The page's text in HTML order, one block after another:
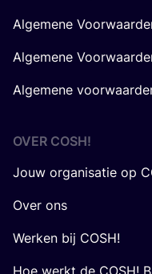
Algemene
Algemene
Algemene
OVER COSH!
Jouw organisatie op
Over ons
Werken bij COSH!
Hoe werkt de COSH!